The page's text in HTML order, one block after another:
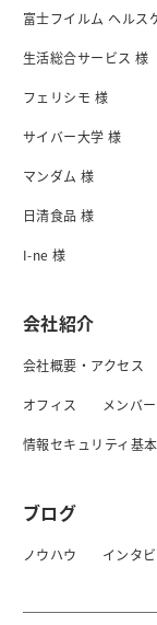
富士フイルム ヘルス
生活総合サービス 様
フェリシモ 様
サイバー大学 様
マンダム 様
日清食品 様
I-ne 様
会社紹介
会社概要・アクセス
オフィス メンバ
情報セキュリティ基
ブログ
ノウハウ インタ